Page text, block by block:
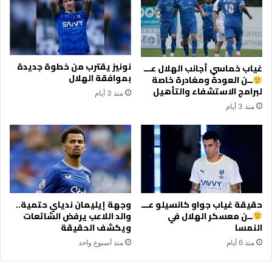
غياب خماسي أجانب الهلال عـــ
ــن العودة ومغادرة خاصة
لبرامج الاستشفاء والتأهيل
منذ 3 أيام
نونيز يقترب من خطوة جديدة
بموافقة الهلال
منذ 3 أيام
حقيقة غياب جواو كانسيلو عـــ
ــن معسكر الهلال في
النمسا
منذ 6 أيام
وجهة إيليمان ندياي حتمية..
والد اللاعب يرفض الشائعات
ويكشف الحقيقة
منذ أسبوع واحد